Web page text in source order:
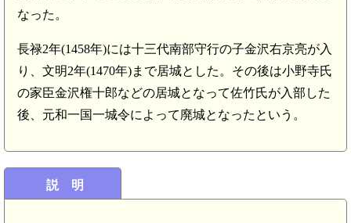
なった。
長禄2年(1458年)には十三代南部守行の子金沢右京亮が入
り、文明2年(1470年)まで居城とした。その後は小野寺氏
の家臣金沢権十郎などの居城となって佐竹氏が入部した
後、元和一国一城令によって廃城となったという。
説 明